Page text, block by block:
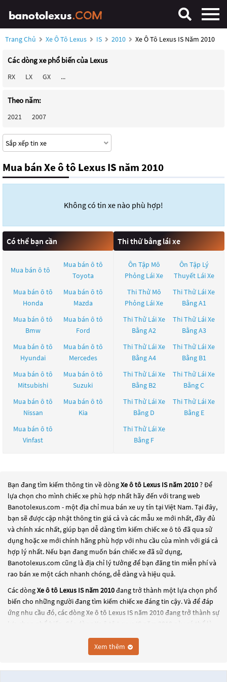
Trang Chủ Xe Ô Tô Lexus IS 2010 Xe Ô Tô Lexus IS Năm 2010
Các dòng xe phổ biến của Lexus
RX LX GX ...
Theo năm:
2021 2007
Mua bán Xe ô tô Lexus IS năm 2010
Không có tin xe nào phù hợp!
Có thể bạn cần
Mua bán ô tô
Mua bán ô tô
Toyota
Mua bán ô tô
Honda
Mua bán ô tô
Mazda
Mua bán ô tô
Bmw
Mua bán ô tô
Ford
Mua bán ô tô
Hyundai
Mua bán ô tô
Mercedes
Mua bán ô tô
Mitsubishi
Mua bán ô tô
Suzuki
Mua bán ô tô
Nissan
Mua bán ô tô
Kia
Mua bán ô tô
Vinfast
Thi thử bằng lái xe
Ôn Tập Mô
Phỏng Lái Xe
Ôn Tập Lý
Thuyết Lái Xe
Thi Thử Mô
Phỏng Lái Xe
Thi Thử Lái Xe
Bằng A1
Thi Thử Lái Xe
Bằng A2
Thi Thử Lái Xe
Bằng A3
Thi Thử Lái Xe
Bằng A4
Thi Thử Lái Xe
Bằng B1
Thi Thử Lái Xe
Bằng B2
Thi Thử Lái Xe
Bằng C
Thi Thử Lái Xe
Bằng D
Thi Thử Lái Xe
Bằng E
Thi Thử Lái Xe
Bằng F
Bạn đang tìm kiếm thông tin về dòngXe ô tô Lexus IS năm 2010? Để
lựa chọn cho mình chiếc xe phù hợp nhất hãy đến với trang web
Banotolexus.com - một địa chỉ mua bán xe uy tín tại Việt Nam. Tại đây,
bạn sẽ được cập nhật thông tin giá cả và các mẫu xe mới nhất, đầy đủ
và chính xác nhất, giúp bạn dễ dàng tìm kiếm chiếc xe ô tô đã qua sử
dụng hoặc xe mới chính hãng phù hợp với nhu cầu của mình với giá cả
hợp lý nhất. Nếu bạn đang muốn bán chiếc xe đã sử dụng,
Banotolexus.com cũng là địa chỉ lý tưởng để bạn đăng tin miễn phí và
rao bán xe một cách nhanh chóng, dễ dàng và hiệu quả.
Các dòngXe ô tô Lexus IS năm 2010đang trở thành một lựa chọn phổ
biến cho những người đang tìm kiếm chiếc xe đáng tin cậy. Và để đáp
ứng nhu cầu đó, các dòngXe ô tô Lexus IS năm 2010đang trở thành sự
lựa chọn phổ biến. Các dòng
này có thể là
thiết kế hiện đại và công nghệ tiên tiến. Các dòng
này đều được kiểm tra và bảo dưỡng kỹ lưỡng để đảm bảo chất
lượng và hiệu suất tốt nhất. Nếu bạn đang tìm kiếm một chiếc xe, hãy
Xem thêm